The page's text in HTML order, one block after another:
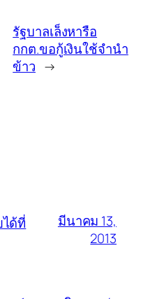
รัฐบาลเล็งหารือ
กกต.ขอกู้เงินใช้จำนำ
ข้าว →
ด้ที่
มีนาคม 13,
2013